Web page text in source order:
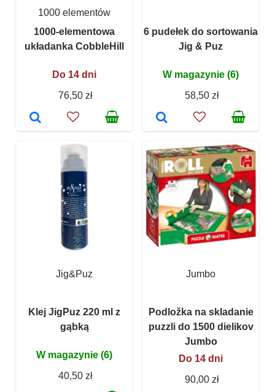
1000 elementów
1000-elementowa
układanka CobbleHill
Do 14 dni
76,50 zł
6 pudełek do sortowania
Jig & Puz
W magazynie (6)
58,50 zł
Jig&Puz
Klej JigPuz 220 ml z
gąbką
W magazynie (6)
40,50 zł
Jumbo
Podložka na skladanie
puzzli do 1500 dielikov
Jumbo
Do 14 dni
90,00 zł